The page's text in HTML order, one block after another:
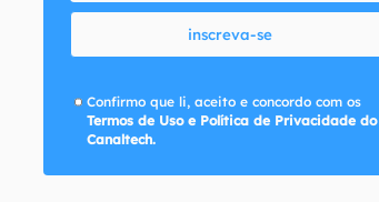
inscreva-se
Confirmo que li, aceito e concordo com os
Termos de Uso e Política de Privacidade do
Canaltech.